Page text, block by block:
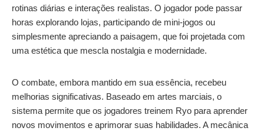
rotinas diárias e interações realistas. O jogador pode passar
horas explorando lojas, participando de mini-jogos ou
simplesmente apreciando a paisagem, que foi projetada com
uma estética que mescla nostalgia e modernidade.
O combate, embora mantido em sua essência, recebeu
melhorias significativas. Baseado em artes marciais, o
sistema permite que os jogadores treinem Ryo para aprender
novos movimentos e aprimorar suas habilidades. A mecânica